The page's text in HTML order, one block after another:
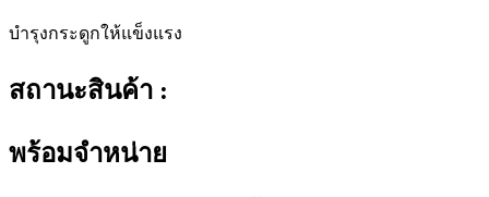
บำรุงกระดูกให้แข็งแรง
สถานะสินค้า :
พร้อมจำหน่าย